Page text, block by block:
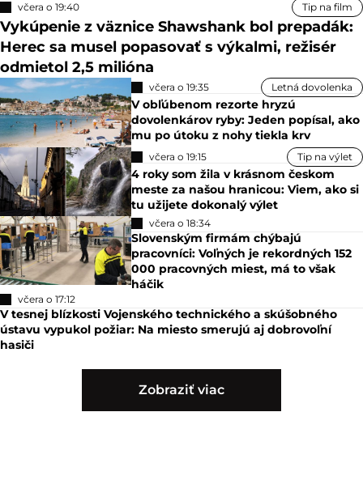
včera o 19:40 Tip na film
Vykúpenie z väznice Shawshank bol prepadák:
Herec sa musel popasovať s výkalmi, režisér
odmietol 2,5 milióna
včera o 19:35 Letná dovolenka
V obľúbenom rezorte hryzú
dovolenkárov ryby: Jeden popísal, ako
mu po útoku z nohy tiekla krv
včera o 19:15 Tip na výlet
4 roky som žila v krásnom českom
meste za našou hranicou: Viem, ako si
tu užijete dokonalý výlet
včera o 18:34
Slovenským firmám chýbajú
pracovníci: Voľných je rekordných 152
000 pracovných miest, má to však
háčik
včera o 17:12
V tesnej blízkosti Vojenského technického a skúšobného
ústavu vypukol požiar: Na miesto smerujú aj dobrovoľní
hasiči
Zobraziť viac